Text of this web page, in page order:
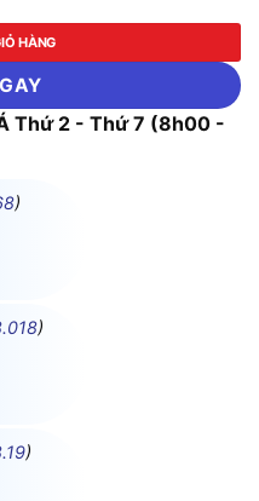
HÀNG
Thứ 2 - Thứ 7 (8h00 -
)
)
)